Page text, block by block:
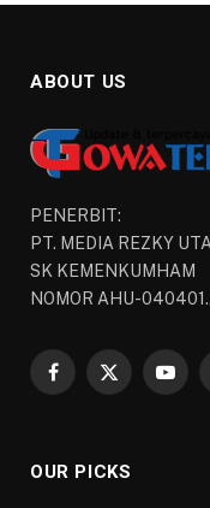
ABOUT US
PENERBIT:
PT. MEDIA REZKY
SK KEMENKUMHAM
NOMOR AHU-
Facebook
X
OUR PICKS